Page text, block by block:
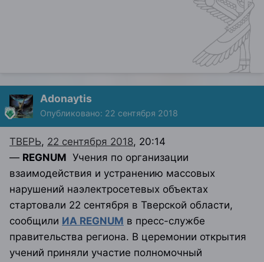
Adonaytis
Опубликовано: 22 сентября 2018
ТВЕРЬ, 22 сентября 2018, 20:14
— REGNUM Учения по организации
взаимодействия и устранению массовых
нарушений наэлектросетевых объектах
стартовали 22 сентября в Тверской области,
сообщили ИА REGNUM в пресс-службе
правительства региона. В церемонии открытия
учений приняли участие полномочный